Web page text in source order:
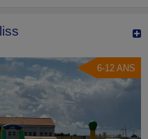
6-12 ANS